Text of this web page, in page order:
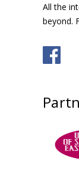
All the
beyond.